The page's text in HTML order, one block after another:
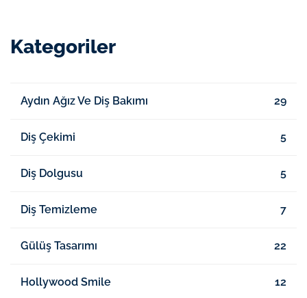
Kategoriler
Aydın Ağız Ve Diş Bakımı 29
Diş Çekimi 5
Diş Dolgusu 5
Diş Temizleme 7
Gülüş Tasarımı 22
Hollywood Smile 12